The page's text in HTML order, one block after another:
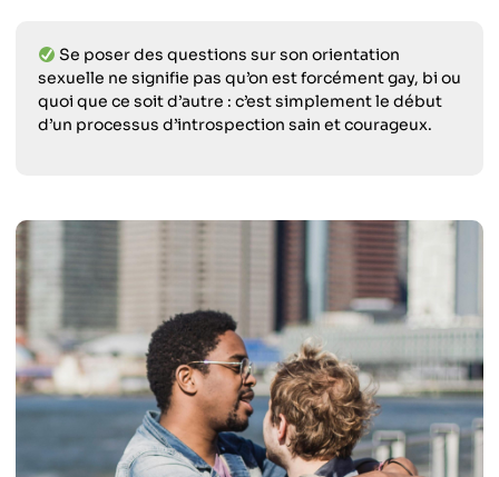
Se poser des questions sur son orientation
sexuelle ne signifie pas qu’on est forcément gay, bi ou
quoi que ce soit d’autre : c’est simplement le début
d’un processus d’introspection sain et courageux.